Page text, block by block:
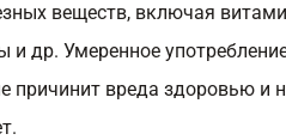
веществ, включая
др. Умеренное
причинит вреда здоровью и